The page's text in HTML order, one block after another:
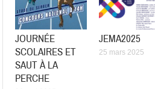
JOURNÉE
SCOLAIRES ET
SAUT À LA
PERCHE
JEMA2025
25 mars 2025